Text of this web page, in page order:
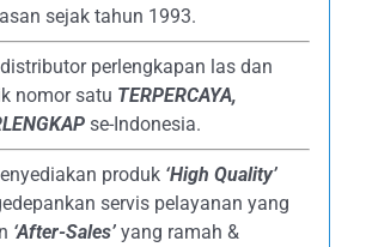
sejak tahun 1993.
perlengkapan las dan
nomor satu TERPERCAYA,
se-Indonesia.
produk ‘High Quality’
servis pelayanan yang
‘After-Sales’yang ramah &